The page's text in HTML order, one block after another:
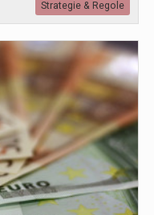
Strategie & Regole